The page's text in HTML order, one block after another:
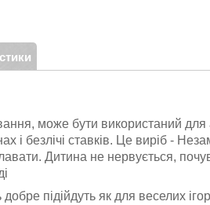
може бути використаний для
і безлічі ставків. Це виріб -
Дитина не нервується,
підійдуть як для веселих